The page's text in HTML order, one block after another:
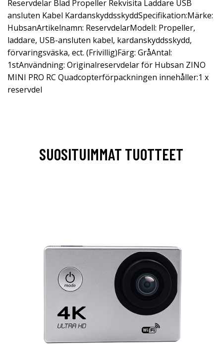
Reservdelar Blad Propeller Rekvisita Laddare USB
ansluten Kabel KardanskyddsskyddSpecifikation:Märke:
HubsanArtikelnamn: ReservdelarModell: Propeller,
laddare, USB-ansluten kabel, kardanskyddsskydd,
förvaringsväska, ect. (Frivillig)Färg: GråAntal:
1stAnvändning: Originalreservdelar för Hubsan ZINO
MINI PRO RC Quadcopterförpackningen innehåller:1 x
reservdel
SUOSITUIMMAT TUOTTEET